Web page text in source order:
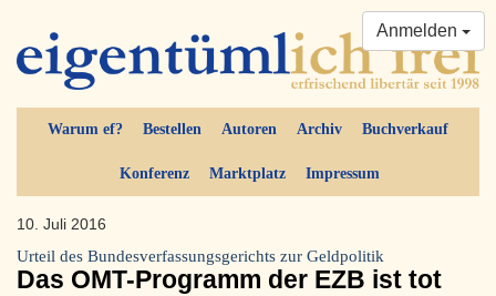
Warum ef? Bestellen Autoren Archiv Buchverkauf
Konferenz Marktplatz Impressum
Anmelden
10. Juli 2016
Urteil des Bundesverfassungsgerichts zur Geldpolitik
Das OMT-Programm der EZB ist tot